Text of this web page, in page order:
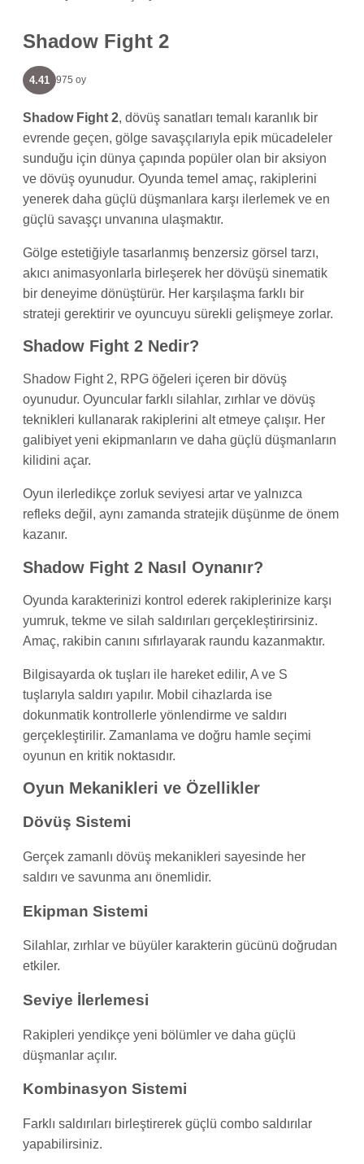
Shadow Fight 2
4.41 975 oy
Shadow Fight 2, dövüş sanatları temalı karanlık bir
evrende geçen, gölge savaşçılarıyla epik mücadeleler
sunduğu için dünya çapında popüler olan bir aksiyon
ve dövüş oyunudur. Oyunda temel amaç, rakiplerini
yenerek daha güçlü düşmanlara karşı ilerlemek ve en
güçlü savaşçı unvanına ulaşmaktır.
Gölge estetiğiyle tasarlanmış benzersiz görsel tarzı,
akıcı animasyonlarla birleşerek her dövüşü sinematik
bir deneyime dönüştürür. Her karşılaşma farklı bir
strateji gerektirir ve oyuncuyu sürekli gelişmeye zorlar.
Shadow Fight 2 Nedir?
Shadow Fight 2, RPG öğeleri içeren bir dövüş
oyunudur. Oyuncular farklı silahlar, zırhlar ve dövüş
teknikleri kullanarak rakiplerini alt etmeye çalışır. Her
galibiyet yeni ekipmanların ve daha güçlü düşmanların
kilidini açar.
Oyun ilerledikçe zorluk seviyesi artar ve yalnızca
refleks değil, aynı zamanda stratejik düşünme de önem
kazanır.
Shadow Fight 2 Nasıl Oynanır?
Oyunda karakterinizi kontrol ederek rakiplerinize karşı
yumruk, tekme ve silah saldırıları gerçekleştirirsiniz.
Amaç, rakibin canını sıfırlayarak raundu kazanmaktır.
Bilgisayarda ok tuşları ile hareket edilir, A ve S
tuşlarıyla saldırı yapılır. Mobil cihazlarda ise
dokunmatik kontrollerle yönlendirme ve saldırı
gerçekleştirilir. Zamanlama ve doğru hamle seçimi
oyunun en kritik noktasıdır.
Oyun Mekanikleri ve Özellikler
Dövüş Sistemi
Gerçek zamanlı dövüş mekanikleri sayesinde her
saldırı ve savunma anı önemlidir.
Ekipman Sistemi
Silahlar, zırhlar ve büyüler karakterin gücünü doğrudan
etkiler.
Seviye İlerlemesi
Rakipleri yendikçe yeni bölümler ve daha güçlü
düşmanlar açılır.
Kombinasyon Sistemi
Farklı saldırıları birleştirerek güçlü combo saldırılar
yapabilirsiniz.